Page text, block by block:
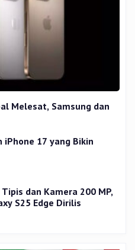
Melesat, Samsung dan
iPhone 17 yang Bikin
dan Kamera 200 MP,
S25 Edge Dirilis